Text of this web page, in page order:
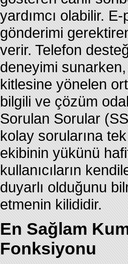
yardımcı olabilir.
gönderimi
verir. Telefon
deneyimi
kitlesine yönelen
bilgili ve çözüm
Sorulan Sorular
kolay sorularına
ekibinin yükünü
kullanıcıların
duyarlı olduğunu
etmenin kilididir.
En Sağlam
Fonksiyonu